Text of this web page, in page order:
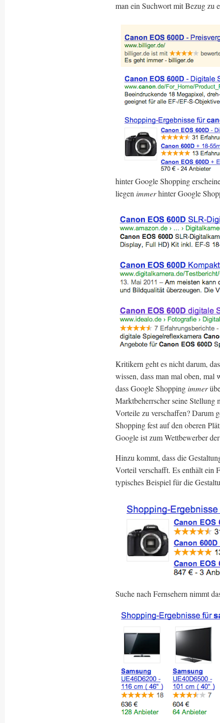
man ein Suchwort mit Bezug zu
hinter Google Shopping
liegen immerhinter Google
Kritikern geht es nicht darum,
wissen, dass man mal oben, mal
dass Google Shoppingimmer
Marktbeherrscher seine Stellung
Vorteile zu verschaffen? Darum
Shopping fest auf den oberen
Google ist zum Wettbewerber
Hinzu kommt, dass die
Vorteil verschafft. Es enthält ein
typisches Beispiel für die
Suche nach Fernsehern nimmt